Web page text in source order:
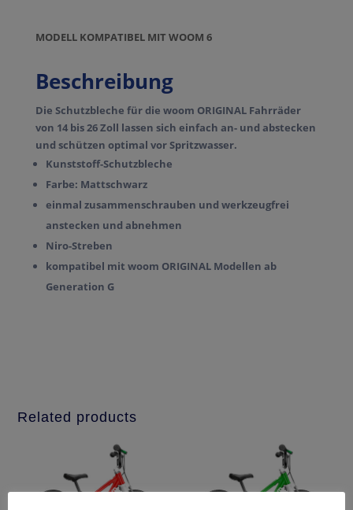
MODELL KOMPATIBEL MIT WOOM 6
Beschreibung
Die Schutzbleche für die woom ORIGINAL Fahrräder
von 14 bis 26 Zoll lassen sich einfach an- und abstecken
und schützen optimal vor Spritzwasser.
Kunststoff-Schutzbleche
Farbe: Mattschwarz
einmal zusammenschrauben und werkzeugfrei
anstecken und abnehmen
Niro-Streben
kompatibel mit woom ORIGINAL Modellen ab
Generation G
Related products